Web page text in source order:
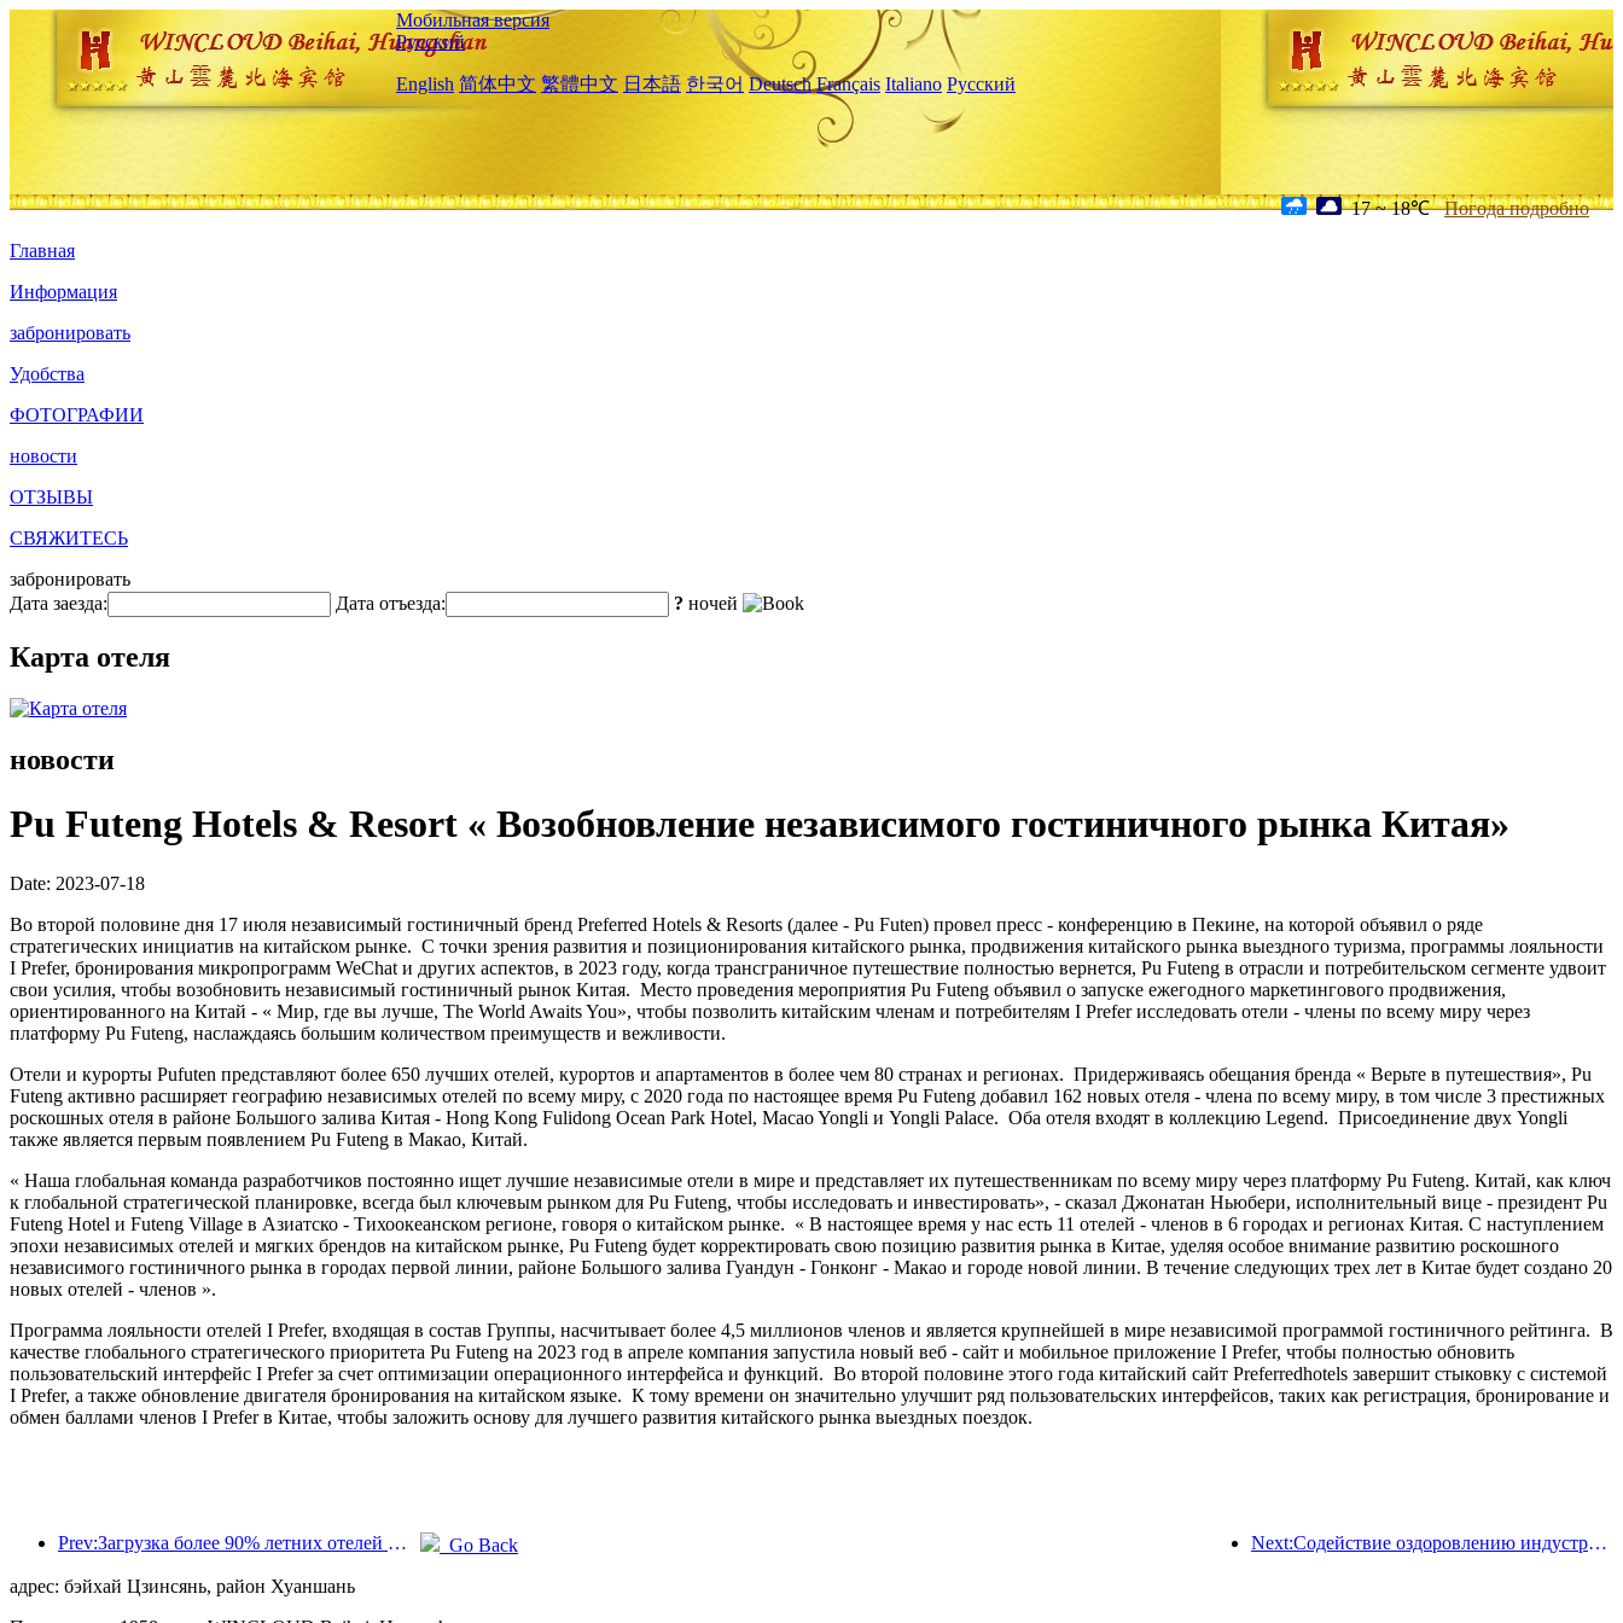
Мобильная версия
Русский
English 简体中文 繁體中文 日本語 한국어 Deutsch Français Italiano Русский
17 ~ 18℃ Погода подробно
Главная
Информация
забронировать
Удобства
ФОТОГРАФИИ
новости
ОТЗЫВЫ
СВЯЖИТЕСЬ
забронировать
Дата заезда:
Дата отъезда: ? ночей
Карта отеля
новости
Pu Futeng Hotels & Resort « Возобновление независимого гостиничного рынка Китая»
Date: 2023-07-18
Во второй половине дня 17 июля независимый гостиничный бренд Preferred Hotels & Resorts (далее - Pu Futen) провел пресс - конференцию в Пекине, на которой объявил о ряде
стратегических инициатив на китайском рынке. С точки зрения развития и позиционирования китайского рынка, продвижения китайского рынка выездного туризма, программы лояльности
I Prefer, бронирования микропрограмм WeChat и других аспектов, в 2023 году, когда трансграничное путешествие полностью вернется, Pu Futeng в отрасли и потребительском сегменте удвоит
свои усилия, чтобы возобновить независимый гостиничный рынок Китая. Место проведения мероприятия Pu Futeng объявил о запуске ежегодного маркетингового продвижения,
ориентированного на Китай - « Мир, где вы лучше, The World Awaits You», чтобы позволить китайским членам и потребителям I Prefer исследовать отели - члены по всему миру через
платформу Pu Futeng, наслаждаясь большим количеством преимуществ и вежливости.
Отели и курорты Pufuten представляют более 650 лучших отелей, курортов и апартаментов в более чем 80 странах и регионах. Придерживаясь обещания бренда « Верьте в путешествия», Pu
Futeng активно расширяет географию независимых отелей по всему миру, с 2020 года по настоящее время Pu Futeng добавил 162 новых отеля - члена по всему миру, в том числе 3 престижных
роскошных отеля в районе Большого залива Китая - Hong Kong Fulidong Ocean Park Hotel, Macao Yongli и Yongli Palace. Оба отеля входят в коллекцию Legend. Присоединение двух Yongli
также является первым появлением Pu Futeng в Макао, Китай.
« Наша глобальная команда разработчиков постоянно ищет лучшие независимые отели в мире и представляет их путешественникам по всему миру через платформу Pu Futeng. Китай, как ключ
к глобальной стратегической планировке, всегда был ключевым рынком для Pu Futeng, чтобы исследовать и инвестировать», - сказал Джонатан Ньюбери, исполнительный вице - президент Pu
Futeng Hotel и Futeng Village в Азиатско - Тихоокеанском регионе, говоря о китайском рынке. « В настоящее время у нас есть 11 отелей - членов в 6 городах и регионах Китая. С наступлением
эпохи независимых отелей и мягких брендов на китайском рынке, Pu Futeng будет корректировать свою позицию развития рынка в Китае, уделяя особое внимание развитию роскошного
независимого гостиничного рынка в городах первой линии, районе Большого залива Гуандун - Гонконг - Макао и городе новой линии. В течение следующих трех лет в Китае будет создано 20
новых отелей - членов ».
Программа лояльности отелей I Prefer, входящая в состав Группы, насчитывает более 4,5 миллионов членов и является крупнейшей в мире независимой программой гостиничного рейтинга. В
качестве глобального стратегического приоритета Pu Futeng на 2023 год в апреле компания запустила новый веб - сайт и мобильное приложение I Prefer, чтобы полностью обновить
пользовательский интерфейс I Prefer за счет оптимизации операционного интерфейса и функций. Во второй половине этого года китайский сайт Preferredhotels завершит стыковку с системой
I Prefer, а также обновление двигателя бронирования на китайском языке. К тому времени он значительно улучшит ряд пользовательских интерфейсов, таких как регистрация, бронирование и
обмен баллами членов I Prefer в Китае, чтобы заложить основу для лучшего развития китайского рынка выездных поездок.
Prev:Загрузка более 90% летних отелей Пекина продолжится в середине и конце августа Next:Содействие оздоровлению индустрии гостеприимства 2023 Форум зеленого развития гостиничного бизнеса в Сиане
Go Back
адрес: бэйхай Цзинсянь, район Хуаншань